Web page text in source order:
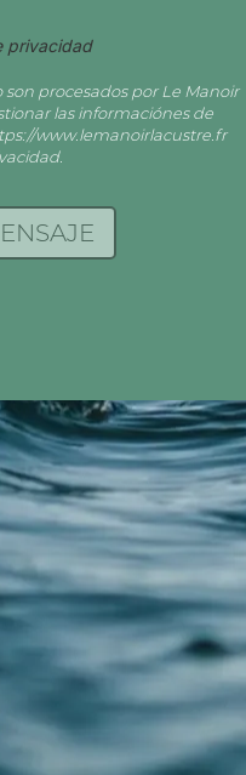
privacidad
procesados por Le Manoir
las informaciónes de
www.lemanoirlacustre.fr